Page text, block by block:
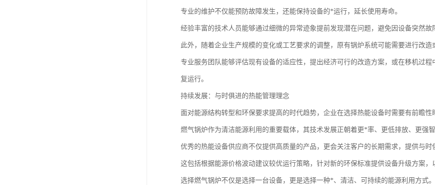
专业的维护不仅能预防故障发生，还能保持设备的*运行，延长使用寿命。
经验丰富的技术人员能够通过细微的异常迹象提前发现潜在问题，避免因设备突然故
此外，随着企业生产规模的变化或工艺要求的调整，原有锅炉系统可能需要进行改造
专业服务团队能够评估现有设备的适应性，提出经济可行的改造方案，或在移机过
复运行。
持续发展：与时俱进的热能管理理念
面对能源结构转型和环保要求提高的时代趋势，企业在选择热能设备时需要有前瞻性
燃气锅炉作为清洁能源利用的重要载体，其技术发展正朝着更*率、更低排放、更强
优秀的热能设备供应商不仅提供高质量的产品，更会关注客户的长期需求，提供与时
这包括根据能源价格波动建议较优运行策略，针对新的环保标准提供设备升级方案
选择燃气锅炉不仅是选择一台设备，更是选择一种*、清洁、可持续的能源利用方式。